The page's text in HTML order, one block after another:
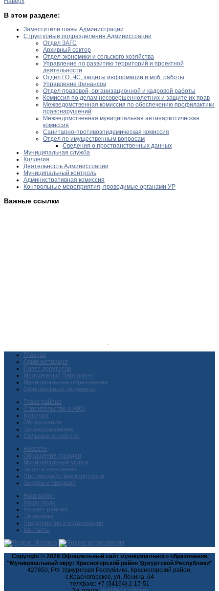
В этом разделе:
Заместители главы Администрации
Структурные подразделения Администрации
Отдел ЗАГС
Архивный сектор
Отдел экономики и сельского хозяйства
Управление по развитию территорий и проектной
деятельности
Отдел ГО, ЧС, защиты информации и моб. работы
Управление финансов
Отдел правовой, организационной и кадровой работы
Комиссия по делам несовершеннолетних и защите их прав
Межведомственная комиссия по обеспечению профилактики
правонарушений
Межведомственная муниципальная антинаркотическая
комиссия
Санитарно-противоэпидемическая комиссия
Отдел по имущественным вопросам
Сведения о пространственных данных
Муниципальная служба
Коллегия
Деятельность Администрации
Муниципальный контроль
Административная комиссия
Контрольные мероприятия, проводимые органами УР
Важные ссылки
Главная
Администрация
Совет депутатов
Молодежный Парламент
Муниципальные образования
Официальные документы
Глава района
Строительство и ЖКХ
Культура
Образование
Здравоохранение
Сельское хозяйство
Новости
Обращения граждан
Муниципальные услуги
Защита населения
Противодействие коррупции
Закупки и продажи
Наш район
Наши люди
Бюджет района
Экономика
Предприятия и организации
Контакты
Copyright © 2026 Официальный сайт муниципального образования
"Муниципальный округ Красногорский район Удмуртской Республики"
427650, РФ, Удмуртская Республика, Красногорский район,
с.Красногорское, ул. Ленина, 64
тел/факс: +7 (34164) 2-17-51